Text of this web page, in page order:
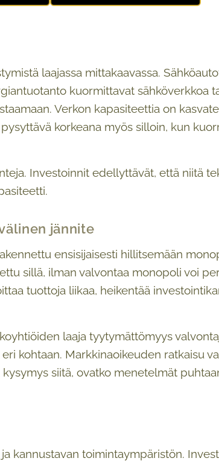
laajassa mittakaavassa.
kuormittavat sähköverkkoa
Verkon kapasiteettia on
korkeana myös silloin, kun
Investoinnit edellyttävät, että niitä
jännite
ensisijaisesti hillitsemään
sillä, ilman valvontaa monopoli voi
tuottoja liikaa, heikentää
laaja tyytymättömyys
kohtaan. Markkinaoikeuden ratkaisu
siitä, ovatko menetelmät
kannustavan toimintaympäristön.